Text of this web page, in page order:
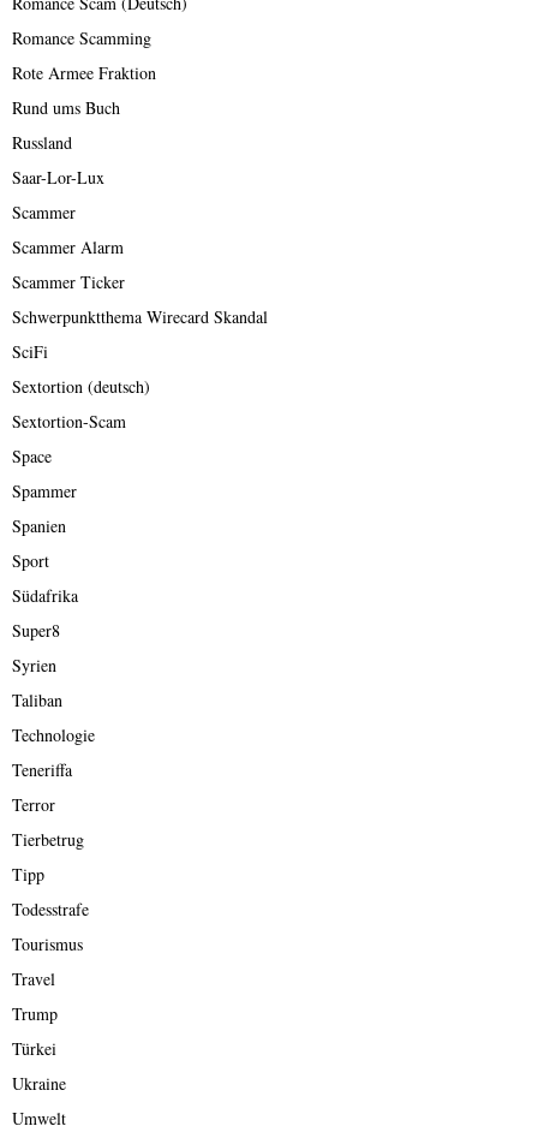
Romance Scamming
Rote Armee Fraktion
Rund ums Buch
Russland
Saar-Lor-Lux
Scammer
Scammer Alarm
Scammer Ticker
Schwerpunktthema Wirecard Skandal
SciFi
Sextortion (deutsch)
Sextortion-Scam
Space
Spammer
Spanien
Sport
Südafrika
Super8
Syrien
Taliban
Technologie
Teneriffa
Terror
Tierbetrug
Tipp
Todesstrafe
Tourismus
Travel
Trump
Türkei
Ukraine
Umwelt